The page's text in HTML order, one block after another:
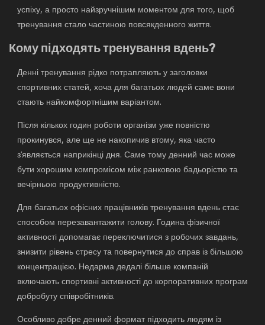
успіху, а просто найзручнішим моментом для того, щоб
тренування стало частиною повсякденного життя.
Кому підходять тренування вдень?
Денні тренування рідко потрапляють у заголовки
спортивних статей, хоча для багатьох людей саме вони
стають найкомфортнішим варіантом.
Після кількох годин роботи організм уже повністю
прокинувся, але ще не накопичив втому, яка часто
з’являється наприкінці дня. Саме тому денний час може
бути хорошим компромісом між ранковою бадьорістю та
вечірньою продуктивністю.
Для багатьох офісних працівників тренування вдень стає
способом перезавантажити голову. Година фізичної
активності допомагає переключитися з робочих завдань,
знизити рівень стресу та повернутися до справ із більшою
концентрацією. Недарма дедалі більше компаній
включають спортивні активності до корпоративних програм
добробуту співробітників.
Особливо добре денний формат підходить людям із